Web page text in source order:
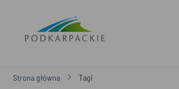
Strona główna Tagi